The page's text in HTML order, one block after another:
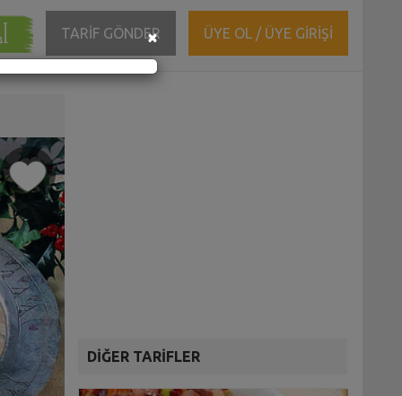
TARİF GÖNDER ÜYE OL / ÜYE GİRİŞİ
DİĞER TARİFLER
×Close